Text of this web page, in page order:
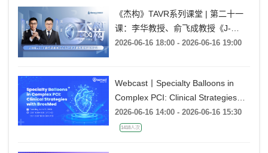
《杰构》TAVR系列课堂 | 第二十一
课：李华教授、俞飞成教授《J-
VALVE TF 治疗极度横位心AR：从
2026-06-16 18:00 - 2026-06-16 19:00
Webcast丨Specialty Balloons in
Complex PCI: Clinical Strategies
with BrosMed
2026-06-16 14:00 - 2026-06-16 15:30
1418人次